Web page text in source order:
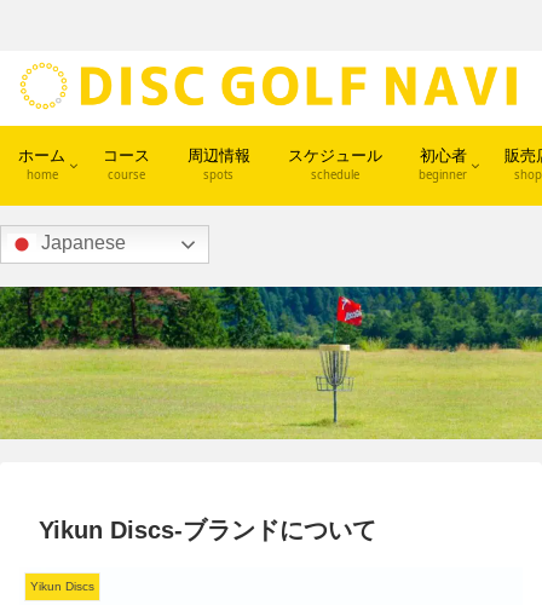
ホーム
home
コース
course
周辺情報
spots
スケジュール
schedule
初心者
beginner
販売
shop
Japanese
Yikun Discs-ブランドについて
Yikun Discs